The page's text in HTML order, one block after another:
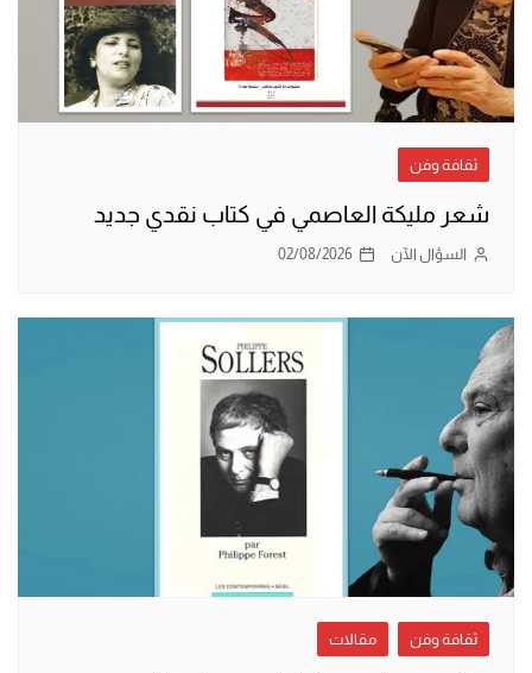
ثقافة وفن
شعر مليكة العاصمي في كتاب نقدي جديد
السؤال الآن 02/08/2026
ثقافة وفن مقالات